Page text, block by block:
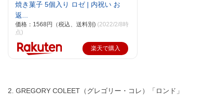
焼き菓子 5個入り ロゼ | 内祝い お
返...
価格：1568円（税込、送料別) (2022/2/8時
点)
楽天で購入
2. GREGORY COLEET（グレゴリー・コレ）「ロンド」